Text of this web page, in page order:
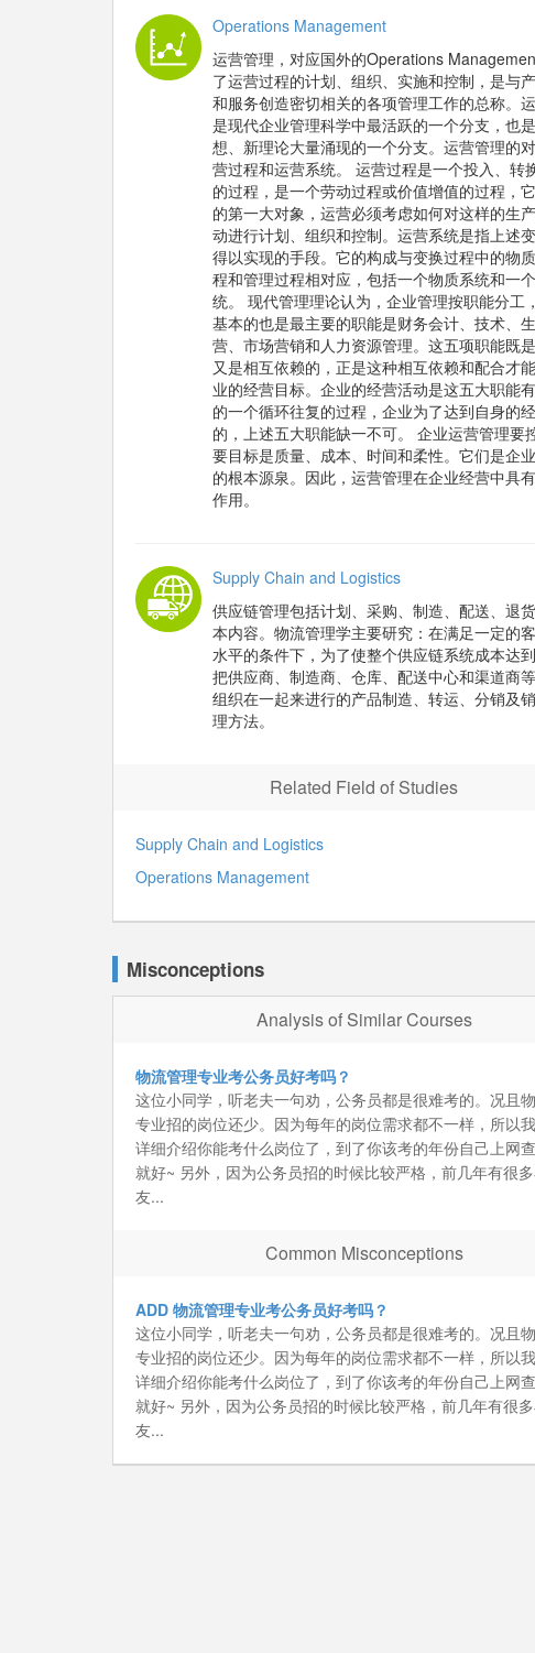
Operations Management
运营管理，对应国外的Operations
了运营过程的计划、组织、实施和控制，是与
和服务创造密切相关的各项管理工作的总称。
是现代企业管理科学中最活跃的一个分支，也
想、新理论大量涌现的一个分支。运营管理的
营过程和运营系统。 运营过程是一个投入、转
的过程，是一个劳动过程或价值增值的过程，
的第一大对象，运营必须考虑如何对这样的生
动进行计划、组织和控制。运营系统是指上述
得以实现的手段。它的构成与变换过程中的物
程和管理过程相对应，包括一个物质系统和一
统。 现代管理理论认为，企业管理按职能分工
基本的也是最主要的职能是财务会计、技术、
营、市场营销和人力资源管理。这五项职能既
又是相互依赖的，正是这种相互依赖和配合才
业的经营目标。企业的经营活动是这五大职能
的一个循环往复的过程，企业为了达到自身的
的，上述五大职能缺一不可。 企业运营管理要
要目标是质量、成本、时间和柔性。它们是企
的根本源泉。因此，运营管理在企业经营中具
作用。
Supply Chain and Logistics
供应链管理包括计划、采购、制造、配送、退
本内容。物流管理学主要研究：在满足一定的
水平的条件下，为了使整个供应链系统成本达
把供应商、制造商、仓库、配送中心和渠道商
组织在一起来进行的产品制造、转运、分销及
理方法。
Related Field of Studies
Supply Chain and Logistics
Operations Management
Misconceptions
Analysis of Similar Courses
物流管理专业考公务员好考吗？
这位小同学，听老夫一句劝，公务员都是很难考的。况且
专业招的岗位还少。因为每年的岗位需求都不一样，所以
详细介绍你能考什么岗位了，到了你该考的年份自己上网
就好~ 另外，因为公务员招的时候比较严格，前几年有很
友...
Common Misconceptions
ADD 物流管理专业考公务员好考吗？
这位小同学，听老夫一句劝，公务员都是很难考的。况且
专业招的岗位还少。因为每年的岗位需求都不一样，所以
详细介绍你能考什么岗位了，到了你该考的年份自己上网
就好~ 另外，因为公务员招的时候比较严格，前几年有很
友...